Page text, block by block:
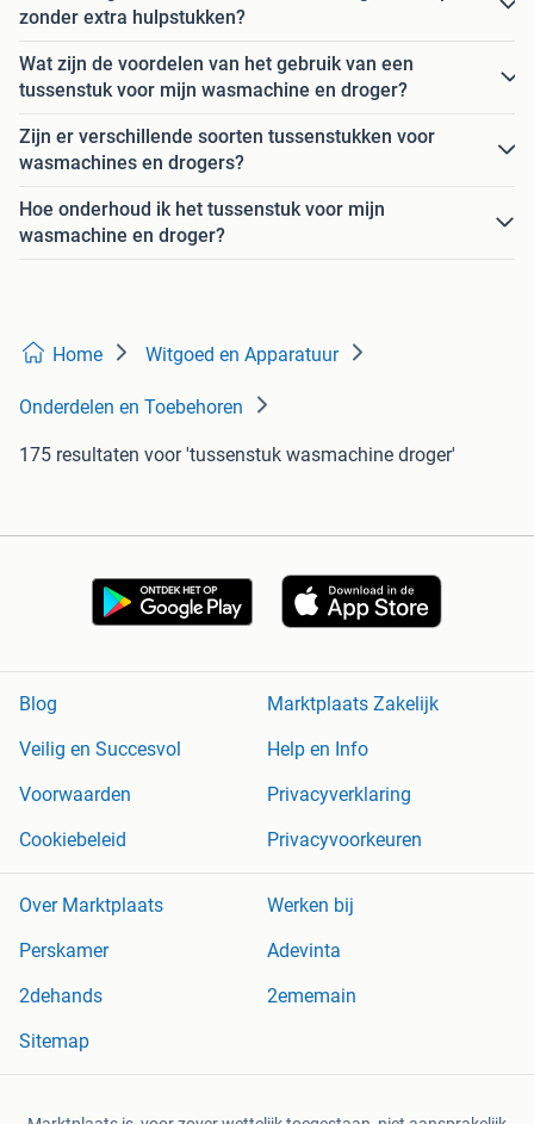
zonder extra hulpstukken?
Wat zijn de voordelen van het gebruik van een
tussenstuk voor mijn wasmachine en droger?
Zijn er verschillende soorten tussenstukken voor
wasmachines en drogers?
Hoe onderhoud ik het tussenstuk voor mijn
wasmachine en droger?
Home Witgoed en Apparatuur
Onderdelen en Toebehoren
175 resultaten voor 'tussenstuk wasmachine droger'
Blog
Marktplaats Zakelijk
Veilig en Succesvol
Help en Info
Voorwaarden
Privacyverklaring
Cookiebeleid
Privacyvoorkeuren
Over Marktplaats
Werken bij
Perskamer
Adevinta
2dehands
2ememain
Sitemap